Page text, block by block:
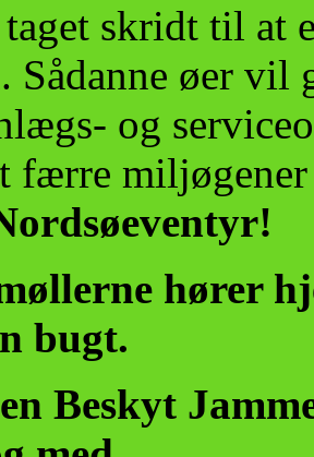
skridt til at
Sådanne øer
og
færre
hører
bugt.
Beskyt